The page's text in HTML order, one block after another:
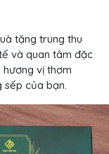
tặng trung thu
và quan tâm đặc
vị thơm
của bạn.